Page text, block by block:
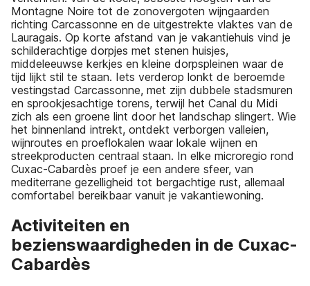
Montagne Noire tot de zonovergoten wijngaarden
richting Carcassonne en de uitgestrekte vlaktes van de
Lauragais. Op korte afstand van je vakantiehuis vind je
schilderachtige dorpjes met stenen huisjes,
middeleeuwse kerkjes en kleine dorpspleinen waar de
tijd lijkt stil te staan. Iets verderop lonkt de beroemde
vestingstad Carcassonne, met zijn dubbele stadsmuren
en sprookjesachtige torens, terwijl het Canal du Midi
zich als een groene lint door het landschap slingert. Wie
het binnenland intrekt, ontdekt verborgen valleien,
wijnroutes en proeflokalen waar lokale wijnen en
streekproducten centraal staan. In elke microregio rond
Cuxac-Cabardès proef je een andere sfeer, van
mediterrane gezelligheid tot bergachtige rust, allemaal
comfortabel bereikbaar vanuit je vakantiewoning.
Activiteiten en
bezienswaardigheden in de Cuxac-
Cabardès